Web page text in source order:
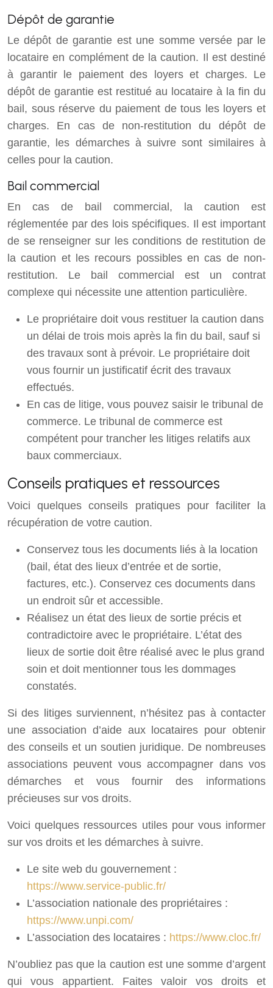
Dépôt de garantie
Le dépôt de garantie est une somme versée par le
locataire en complément de la caution. Il est destiné
à garantir le paiement des loyers et charges. Le
dépôt de garantie est restitué au locataire à la fin du
bail, sous réserve du paiement de tous les loyers et
charges. En cas de non-restitution du dépôt de
garantie, les démarches à suivre sont similaires à
celles pour la caution.
Bail commercial
En cas de bail commercial, la caution est
réglementée par des lois spécifiques. Il est important
de se renseigner sur les conditions de restitution de
la caution et les recours possibles en cas de non-
restitution. Le bail commercial est un contrat
complexe qui nécessite une attention particulière.
Le propriétaire doit vous restituer la caution dans
un délai de trois mois après la fin du bail, sauf si
des travaux sont à prévoir. Le propriétaire doit
vous fournir un justificatif écrit des travaux
effectués.
En cas de litige, vous pouvez saisir le tribunal de
commerce. Le tribunal de commerce est
compétent pour trancher les litiges relatifs aux
baux commerciaux.
Conseils pratiques et ressources
Voici quelques conseils pratiques pour faciliter la
récupération de votre caution.
Conservez tous les documents liés à la location
(bail, état des lieux d’entrée et de sortie,
factures, etc.). Conservez ces documents dans
un endroit sûr et accessible.
Réalisez un état des lieux de sortie précis et
contradictoire avec le propriétaire. L’état des
lieux de sortie doit être réalisé avec le plus grand
soin et doit mentionner tous les dommages
constatés.
Si des litiges surviennent, n’hésitez pas à contacter
une association d’aide aux locataires pour obtenir
des conseils et un soutien juridique. De nombreuses
associations peuvent vous accompagner dans vos
démarches et vous fournir des informations
précieuses sur vos droits.
Voici quelques ressources utiles pour vous informer
sur vos droits et les démarches à suivre.
Le site web du gouvernement :
https://www.service-public.fr/
L’association nationale des propriétaires :
https://www.unpi.com/
L’association des locataires : https://www.cloc.fr/
N’oubliez pas que la caution est une somme d’argent
qui vous appartient. Faites valoir vos droits et